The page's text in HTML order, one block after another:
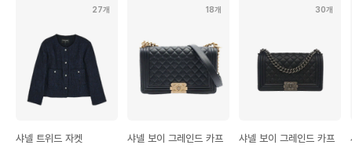
27개
샤넬 트위드 자켓
18개
샤넬 보이 그레인드 카프
30개
샤넬 보이 그레인드 카프